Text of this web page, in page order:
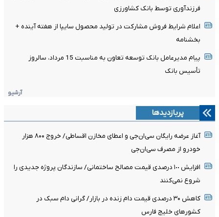
فرزندآوری توسط بانک کشاورزی
اعلام شرایط فروش مشارکت در تولید محصول سایپا از هفته آینده +
بخشنامه
پیام مدیرعامل بانک توسعه تعاون به مناسبت 15 مرداد، سالروز
تأسیس بانک
آرشیو
پربازدیدها
آغاز عرضه رایگان سی‌ان‌جی و اعطای مخازن اقساطی/ خروج ۸۰۰ هزار
خودرو از مصرف سی‌ان‌جی
افزایش ١٠٠ درصدی قیمت مصالح ساختمانی/ سازندگان پروژه جدیدی را
شروع نمی‌کنند
کاهش ۳۰ درصدی قیمت دام زنده در بازار/ گرانی دام سبک در
کشور‌های خلیج فارس